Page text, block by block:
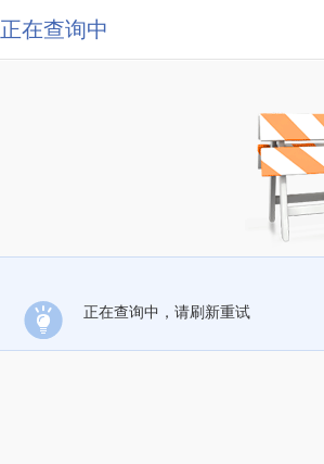
正在查询中
正在查询中，请刷新重试